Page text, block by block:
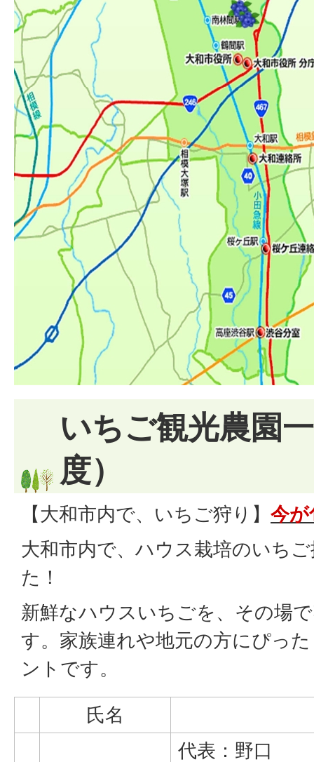
いちご観光農園
度）
【大和市内で、いちご狩り】 今が
大和市内で、ハウス栽培のいち
た！
新鮮なハウスいちごを、その場
す。家族連れや地元の方にぴっ
ントです。
氏名
代表：野口